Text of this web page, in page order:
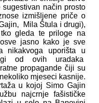
način prosto
izmišljene priče o
Mila Štula i drugi),
gleda te priloge na
jasno kako je sve
nikakvoga uporišta u
od ovih uradaka
propagande čiji su
mjeseci kasnije.
u kojoj Simo Gajin
najcrnje fašističke